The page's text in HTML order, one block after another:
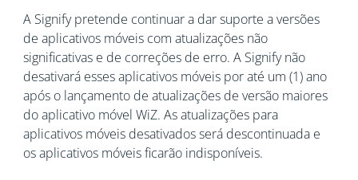
A Signify pretende continuar a dar suporte a versões
de aplicativos móveis com atualizações não
significativas e de correções de erro. A Signify não
desativará esses aplicativos móveis por até um (1) ano
após o lançamento de atualizações de versão maiores
do aplicativo móvel WiZ. As atualizações para
aplicativos móveis desativados será descontinuada e
os aplicativos móveis ficarão indisponíveis.